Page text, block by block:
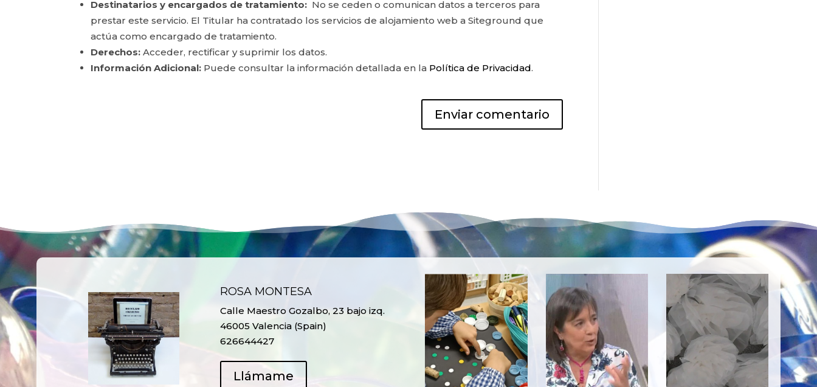
Destinatarios y encargados de tratamiento: No se ceden o comunican datos a terceros para
prestar este servicio. El Titular ha contratado los servicios de alojamiento web a Siteground que
actúa como encargado de tratamiento.
Derechos: Acceder, rectificar y suprimir los datos.
Información Adicional: Puede consultar la información detallada en la Política de Privacidad.
ROSA MONTESA
Calle Maestro Gozalbo, 23 bajo izq.
46005 Valencia (Spain)
626644427
Llámame